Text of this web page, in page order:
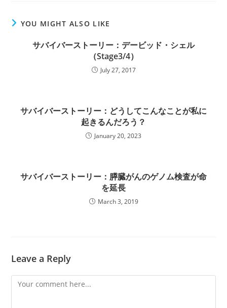
YOU MIGHT ALSO LIKE
サバイバーストーリー：デービッド・シェル
（Stage3/4）
July 27, 2017
サバイバーストーリー：どうしてこんなことが私に
起きるんだろう？
January 20, 2023
サバイバーストーリー：膵臓がんのゲノム検査が命
を延長
March 3, 2019
Leave a Reply
Comment